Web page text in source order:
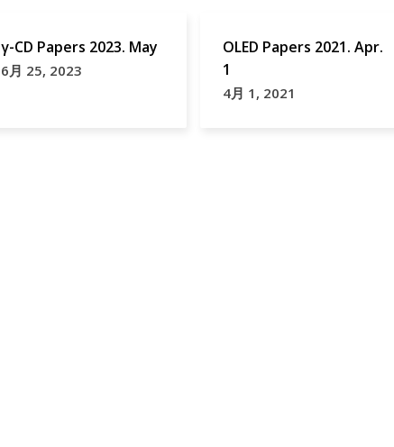
γ-CD Papers 2023. May
6月 25, 2023
OLED Papers 2021. Apr.
1
4月 1, 2021